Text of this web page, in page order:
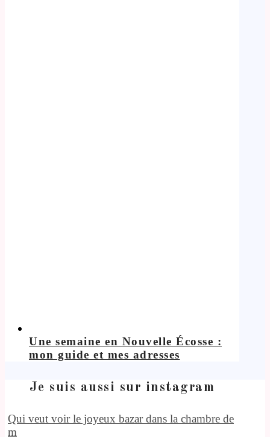
Une semaine en Nouvelle Écosse :
mon guide et mes adresses
Je suis aussi sur instagram
Qui veut voir le joyeux bazar dans la chambre de
m